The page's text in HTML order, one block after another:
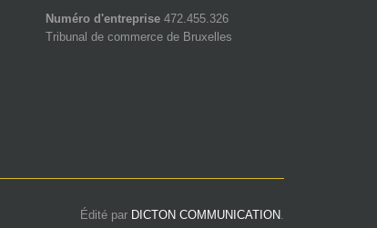
Numéro d'entreprise472.455.326
Tribunal de commerce de Bruxelles
Édité par DICTON COMMUNICATION.